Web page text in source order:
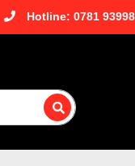
Hotline: 0781